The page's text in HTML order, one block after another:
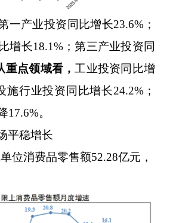
一产业投资同比增长23.6% ；
增长18.1%； 第三产业投资同
重点领域看， 工业投资同比增
施行业投资同比增长24.2% ；
17.6%。
平稳增长
单位消费品零售额52.28亿元，